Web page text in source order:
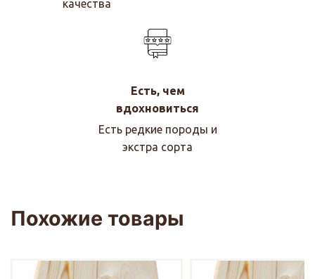
качества
Есть, чем
вдохновиться
Есть редкие породы и
экстра сорта
Похожие товары